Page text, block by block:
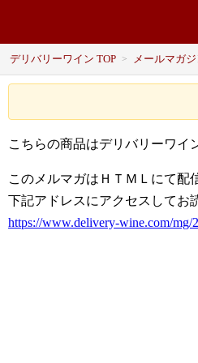
デリバリーワイン TOP > メールマガ
こちらの商品はデリバリーワイ
このメルマガはＨＴＭＬにて配
下記アドレスにアクセスしてお
https://www.delivery-wine.com/mg/